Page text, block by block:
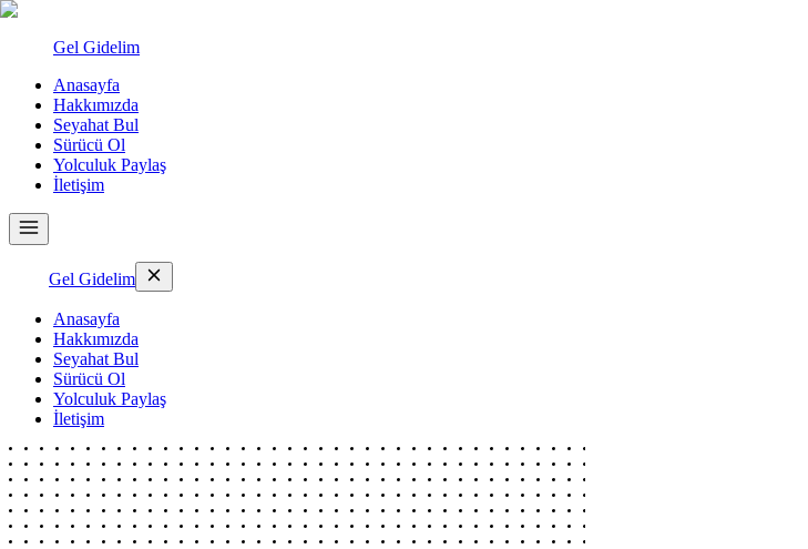
Gel Gidelim
Anasayfa
Hakkımızda
Seyahat Bul
Sürücü Ol
Yolculuk Paylaş
İletişim
Gel Gidelim
Anasayfa
Hakkımızda
Seyahat Bul
Sürücü Ol
Yolculuk Paylaş
İletişim